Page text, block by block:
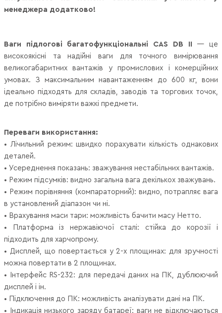
менеджера додатково!
Ваги підлогові багатофункціональні CAS DB II
— це
високоякісні та надійні ваги для точного вимірювання
великогабаритних вантажів у промислових і комерційних
умовах. З максимальним навантаженням до 600 кг, вони
ідеально підходять для складів, заводів та торгових точок,
де потрібно виміряти важкі предмети.
Переваги використання:
• Лічильний режим: швидко порахувати кількість однакових
деталей.
• Усереднення показань: зважування нестабільних вантажів.
• Режим підсумків: видно загальна вага декількох зважувань.
• Режим порівняння (компараторний): видно, потрапляє вага
в установлений діапазон чи ні.
• Врахування маси тари: можливість бачити масу Нетто.
• Платформа із нержавіючої сталі: стійка до корозії і
підходить для харчопрому.
• Дисплей, що повертається у 2-х площинах: для зручності
можна повертати в 2 площинах.
• Інтерфейс RS-232: для передачі даних на ПК, дублюючий
дисплей і ін.
• Підключення до ПК: можливість аналізувати дані на ПК.
• Індикація низького заряду батареї: ваги не відключаються